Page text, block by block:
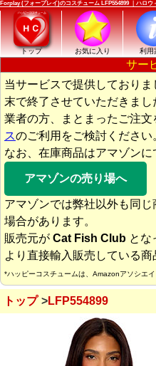
Forplay (フォープレイ)のコスチューム LFP554899 ｜ハロ
トップ お気に入り 利用
サー
当サービスで提供しており
末で終了させていただきまし
業者の方、まとまったご注文
スのご利用をご検討ください
なお、在庫商品はアマゾンに
アマゾンの売り場へ
アマゾンでは弊社以外も同
場合があります。
販売元が Cat Fish Club とな
より直接輸入販売している商
*ハッピーコスチュームは、Amazonアソシエ
トップ LFP554899